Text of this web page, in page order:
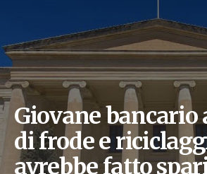
Giovane bancario
di frode e
avrebbe fatto